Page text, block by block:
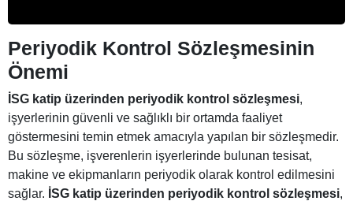
Periyodik Kontrol Sözleşmesinin
Önemi
İSG katip üzerinden periyodik kontrol sözleşmesi,
işyerlerinin güvenli ve sağlıklı bir ortamda faaliyet
göstermesini temin etmek amacıyla yapılan bir sözleşmedir.
Bu sözleşme, işverenlerin işyerlerinde bulunan tesisat,
makine ve ekipmanların periyodik olarak kontrol edilmesini
sağlar. İSG katip üzerinden periyodik kontrol sözleşmesi,